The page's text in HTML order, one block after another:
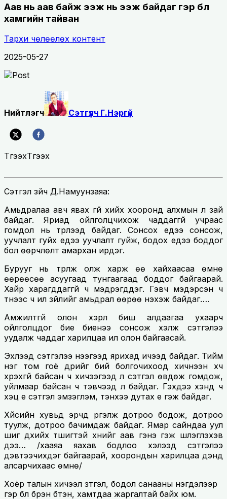
Аав нь аав байж ээж нь ээж байдаг гэр бүл
хамгийн тайван
Тархи чөлөөлөх контент
2025-05-27
Нийтлэгч Сэтгүүлч Г.Нэргүй
ТүгээхТүгээх
Сэтгэл зүйч Д.Намуунзаяа:
Амьдралаа авч явах үгүй хийх хооронд алхмын л зай
байдаг. Яриад ойлголцчихож чаддаггүй учраас
гомдол нь түрүүлээд байдаг. Сонсох үедээ сонсож,
уучлалт гуйх үедээ уучлалт гуйж, бодох үедээ боддог
бол өөрчлөлт амархан ирдэг.
Бурууг нь түрүүлж олж харж өө хайхаасаа өмнө
өөрөөсөө асуугаад тунгаагаад боддог байгаарай.
Хайр харагддаггүй ч мэдрэгддэг. Гэвч мэдэрсэн ч
түүнээс ч илүү зүйлийг амьдрал өөрөө нэхэж байдаг….
Амжилтгүй олон хэрүүл биш алдаагаа ухаарч
ойлголцдог бие биенээ сонсож хэлж сэтгэлээ
уудалж чаддаг харилцаа илүү олон байгаасай.
Эхлээд сэтгэлээ нээгээд ярихад ичээд байдаг. Тийм
нэг том гоё дүрийг бий болгочихоод хичнээн хүч
хүрэхгүй байсан ч хичээгээд л сэтгэл өвдөж гомдож,
уйлмаар байсан ч тэвчээд л байдаг. Гэхдээ хэнд ч
хэцүү үе сэтгэл эмзэглэм, тэнхээ дутах үе гэж байдаг.
Хүйсийн хувьд эрчүүд үргэлж дотроо бодож, дотроо
туулж, дотроо бачимдаж байдаг. Ямар сайндаа уул
шиг дүхийх түшигтэй хүнийг аав гэнэ гэж шүлэглэхэв
дээ… /хааяа яахав бодлоо хэлээд сэтгэлээ
дэвтээчихдэг байгаарай, хоорондын харилцаа дэндүү
алсарчихаас өмнө/
Хоёр талын хичээл зүтгэл, бодол санааны нэгдэлээр
гэр бүл бүрэн бүтэн, хамтдаа жаргалтай байх юм.